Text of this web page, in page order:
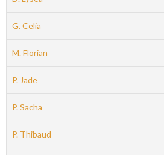
G. Celia
M. Florian
P. Jade
P. Sacha
P. Thibaud